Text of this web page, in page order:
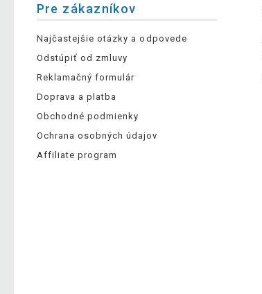
Pre zákazníkov
Najčastejšie otázky a odpovede
Odstúpiť od zmluvy
Reklamačný formulár
Doprava a platba
Obchodné podmienky
Ochrana osobných údajov
Affiliate program